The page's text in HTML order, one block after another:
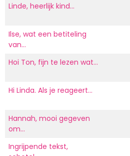
Linde, heerlijk kind…
Ilse, wat een betiteling
van…
Hoi Ton, fijn te lezen wat…
Hi Linda. Als je reageert…
Hannah, mooi gegeven
om…
Ingrijpende tekst,